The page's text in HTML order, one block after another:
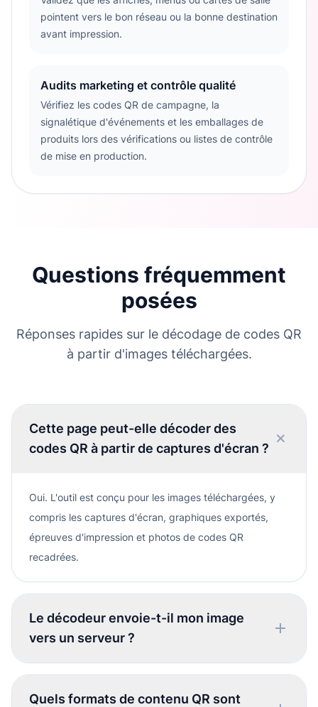
pointent vers le bon réseau ou la bonne destination
avant impression.
Audits marketing et contrôle qualité
Vérifiez les codes QR de campagne, la
signalétique d'événements et les emballages de
produits lors des vérifications ou listes de contrôle
de mise en production.
Questions fréquemment
posées
Réponses rapides sur le décodage de codes QR
à partir d'images téléchargées.
Cette page peut-elle décoder des
codes QR à partir de captures d'écran ?
Oui. L'outil est conçu pour les images téléchargées, y
compris les captures d'écran, graphiques exportés,
épreuves d'impression et photos de codes QR
recadrées.
Le décodeur envoie-t-il mon image
vers un serveur ?
Quels formats de contenu QR sont